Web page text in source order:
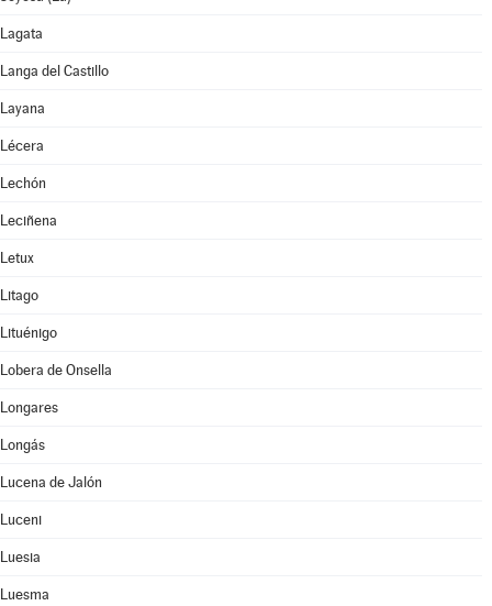
Lagata
Langa del Castillo
Layana
Lécera
Lechón
Leciñena
Letux
Litago
Lituénigo
Lobera de Onsella
Longares
Longás
Lucena de Jalón
Luceni
Luesia
Luesma